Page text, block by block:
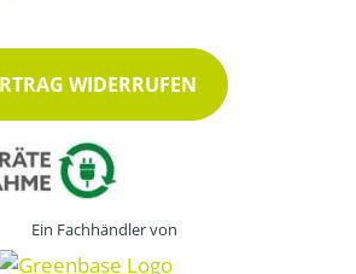
WIDERRUFEN
Ein Fachhändler von